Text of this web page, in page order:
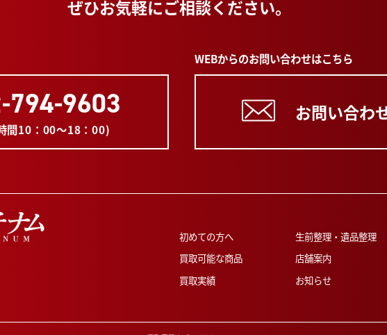
ぜひお気軽にご相談ください。
794-9603
間10：00～18：00)
WEBからのお問い合わせはこちら
お問い合わ
初めての方へ
買取可能な商品
買取実績
生前整理・遺品整理
店舗案内
お知らせ